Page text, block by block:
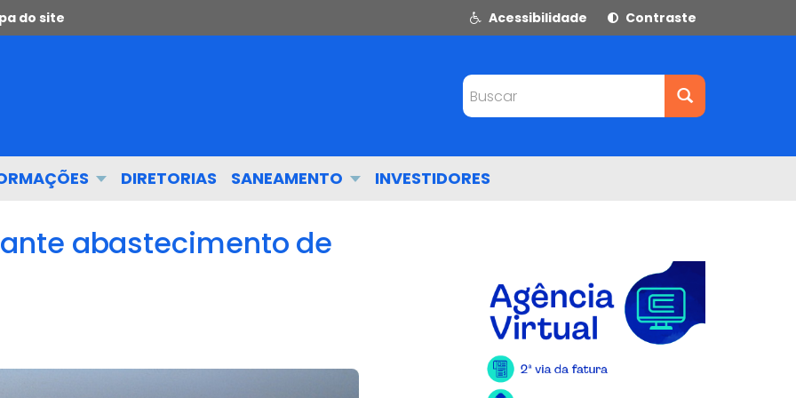
do site Acessibilidade Contraste
Buscar
DIRETORIAS SANEAMENTO INVESTIDORES
abastecimento de